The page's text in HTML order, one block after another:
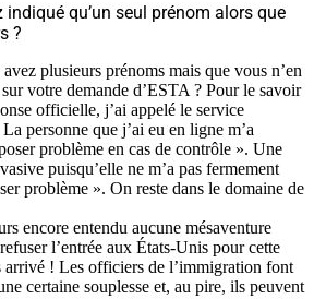
qu’un seul prénom alors que
?
plusieurs prénoms mais que vous n’en
votre demande d’ESTA ? Pour le savoir
officielle, j’ai appelé le service
personne que j’ai eu en ligne m’a
problème en cas de contrôle ». Une
puisqu’elle ne m’a pas fermement
problème ». On reste dans le domaine de
encore entendu aucune mésaventure
l’entrée aux États-Unis pour cette
arrivé ! Les officiers de l’immigration font
certaine souplesse et, au pire, ils peuvent